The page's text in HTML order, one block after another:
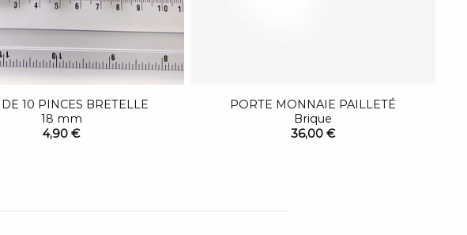
10 PINCES BRETELLE
18 mm
4,90 €
PORTE MONNAIE PAILLETÉ
Brique
36,00 €